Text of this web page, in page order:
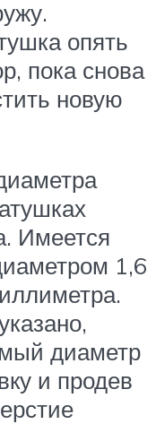
опять
пока снова
новую
Имеется
1,6
диаметр
и продев